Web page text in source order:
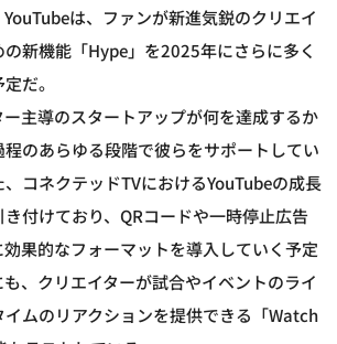
は、ファンが新進気鋭のクリエイ
新機能「Hype」を2025年にさらに多く
だ。
主導のスタートアップが何を達成するか
のあらゆる段階で彼らをサポートしてい
コネクテッドTVにおけるYouTubeの成長
付けており、QRコードや一時停止広告
果的なフォーマットを導入していく予定
、クリエイターが試合やイベントのライ
ムのリアクションを提供できる「Watch